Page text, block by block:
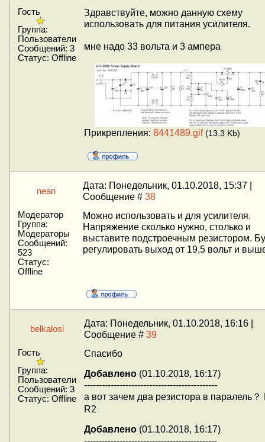
Гость
Группа:
Пользователи
Сообщений: 3
Статус: Offline
Здравствуйте, можно данную схему
использовать для питания усилителя.
мне надо 33 вольта и 3 ампера
Прикрепления: 8441489.gif (13.3 Kb)
nean
Дата: Понедельник, 01.10.2018, 15:37 |
Сообщение # 38
Модератор
Группа:
Модераторы
Сообщений:
523
Статус:
Offline
Можно использовать и для усилителя.
Напряжение сколько нужно, столько и
выставите подстроечным резистором.
регулировать выход от 19,5 вольт и
belkalosi
Дата: Понедельник, 01.10.2018, 16:16 |
Сообщение # 39
Гость
Группа:
Пользователи
Сообщений: 3
Статус: Offline
Спасибо
Добавлено (01.10.2018, 16:17)
---------------------------------------------
а вот зачем два резистора в паралель？
R2
Добавлено (01.10.2018, 16:17)